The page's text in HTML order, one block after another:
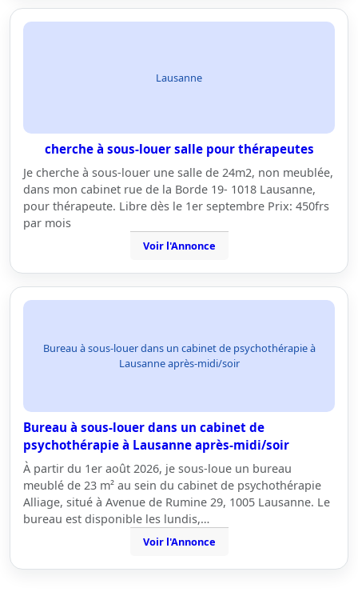
Lausanne
cherche à sous-louer salle pour thérapeutes
Je cherche à sous-louer une salle de 24m2, non meublée,
dans mon cabinet rue de la Borde 19- 1018 Lausanne,
pour thérapeute. Libre dès le 1er septembre Prix: 450frs
par mois
Voir l'Annonce
Bureau à sous-louer dans un cabinet de psychothérapie à
Lausanne après-midi/soir
Bureau à sous-louer dans un cabinet de
psychothérapie à Lausanne après-midi/soir
À partir du 1er août 2026, je sous-loue un bureau
meublé de 23 m² au sein du cabinet de psychothérapie
Alliage, situé à Avenue de Rumine 29, 1005 Lausanne. Le
bureau est disponible les lundis,…
Voir l'Annonce